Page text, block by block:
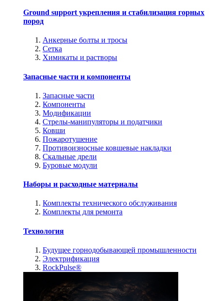
Ground support укрепления и стабилизация горных
пород
Анкерные болты и тросы
Сетка
Химикаты и растворы
Запасные части и компоненты
Запасные части
Компоненты
Модификации
Стрелы-манипуляторы и податчики
Ковши
Пожаротушение
Противоизносные ковшевые накладки
Скальные дрели
Буровые модули
Наборы и расходные материалы
Комплекты технического обслуживания
Комплекты для ремонта
Технология
Будущее горнодобывающей промышленности
Электрификация
RockPulse®